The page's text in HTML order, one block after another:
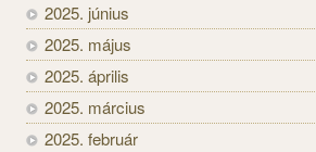
2025. június
2025. május
2025. április
2025. március
2025. február